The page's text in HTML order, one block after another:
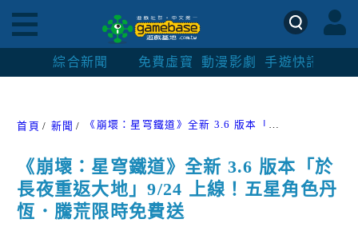
綜合新聞 免費虛寶 動漫影劇 手遊快訊
首頁 新聞 《崩壞：星穹鐵道》全新 3.6 版本「於長夜重返大地」9/24 上線！五星角色丹恆．騰荒限時免費送
《崩壞：星穹鐵道》全新 3.6 版本「於
長夜重返大地」9/24 上線！五星角色丹
恆．騰荒限時免費送